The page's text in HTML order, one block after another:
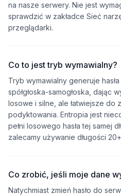
na nasze serwery. Nie jest
sprawdzić w zakładce Sieć
przeglądarki.
Co to jest tryb wymawialny?
Tryb wymawialny generuje
spółgłoska-samogłoska, dając
losowe i silne, ale łatwiejsze do
podyktowania. Entropia jest
pełni losowego hasła tej samej
zalecamy używanie długości
Co zrobić, jeśli moje dane
Natychmiast zmień hasło do